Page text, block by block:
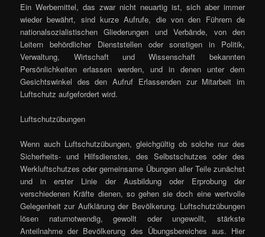
Ein Werbemittel, das zwar nicht neuartig ist, sich aber immer
wieder bewährt, sind kurze Aufrufe, die von den Führern de
nationalsozialistischen Gliederungen und Verbände, von den
Leitern behördlicher Dienststellen oder sonstigen in Politik,
Verwaltung, Wirtschaft und Wissenschaft bekannten
Persönlichkeiten erlassen werden, und in denen unter dem
Gesichtswinkel des den Aufruf Erlassenden zur Mitarbeit im
Luftschutz aufgefordert wird.
Luftschutzübungen
Wenn auch Luftschutzübungen, gleichgültig ob solche nur des
Sicherheits- und Hilfsdienstes, des Selbstschutzes oder des
Werkluftschutzes oder gemeinsame Übungen aller Teile zunächst
und in erster Linie der Ausbildung oder Erprobung der
verschiedenen Kräfte dienen, so gehen sie doch eine wertvolle
Gelegenheit zur Aufklärung der Bevölkerung. Luftschutzübungen
lösen naturnotwendig, gewollt oder ungewollt, stärkste
Anteilnahme der Bevölkerung des Übungsbereiches aus. Hier